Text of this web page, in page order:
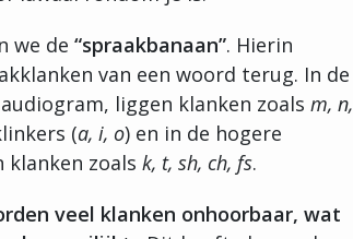
we de “spraakbanaan”. Hierin
van een woord terug. In de
liggen klanken zoals m, n,
(a, i, o) en in de hogere
zoals k, t, sh, ch, fs.
veel klanken onhoorbaar, wat